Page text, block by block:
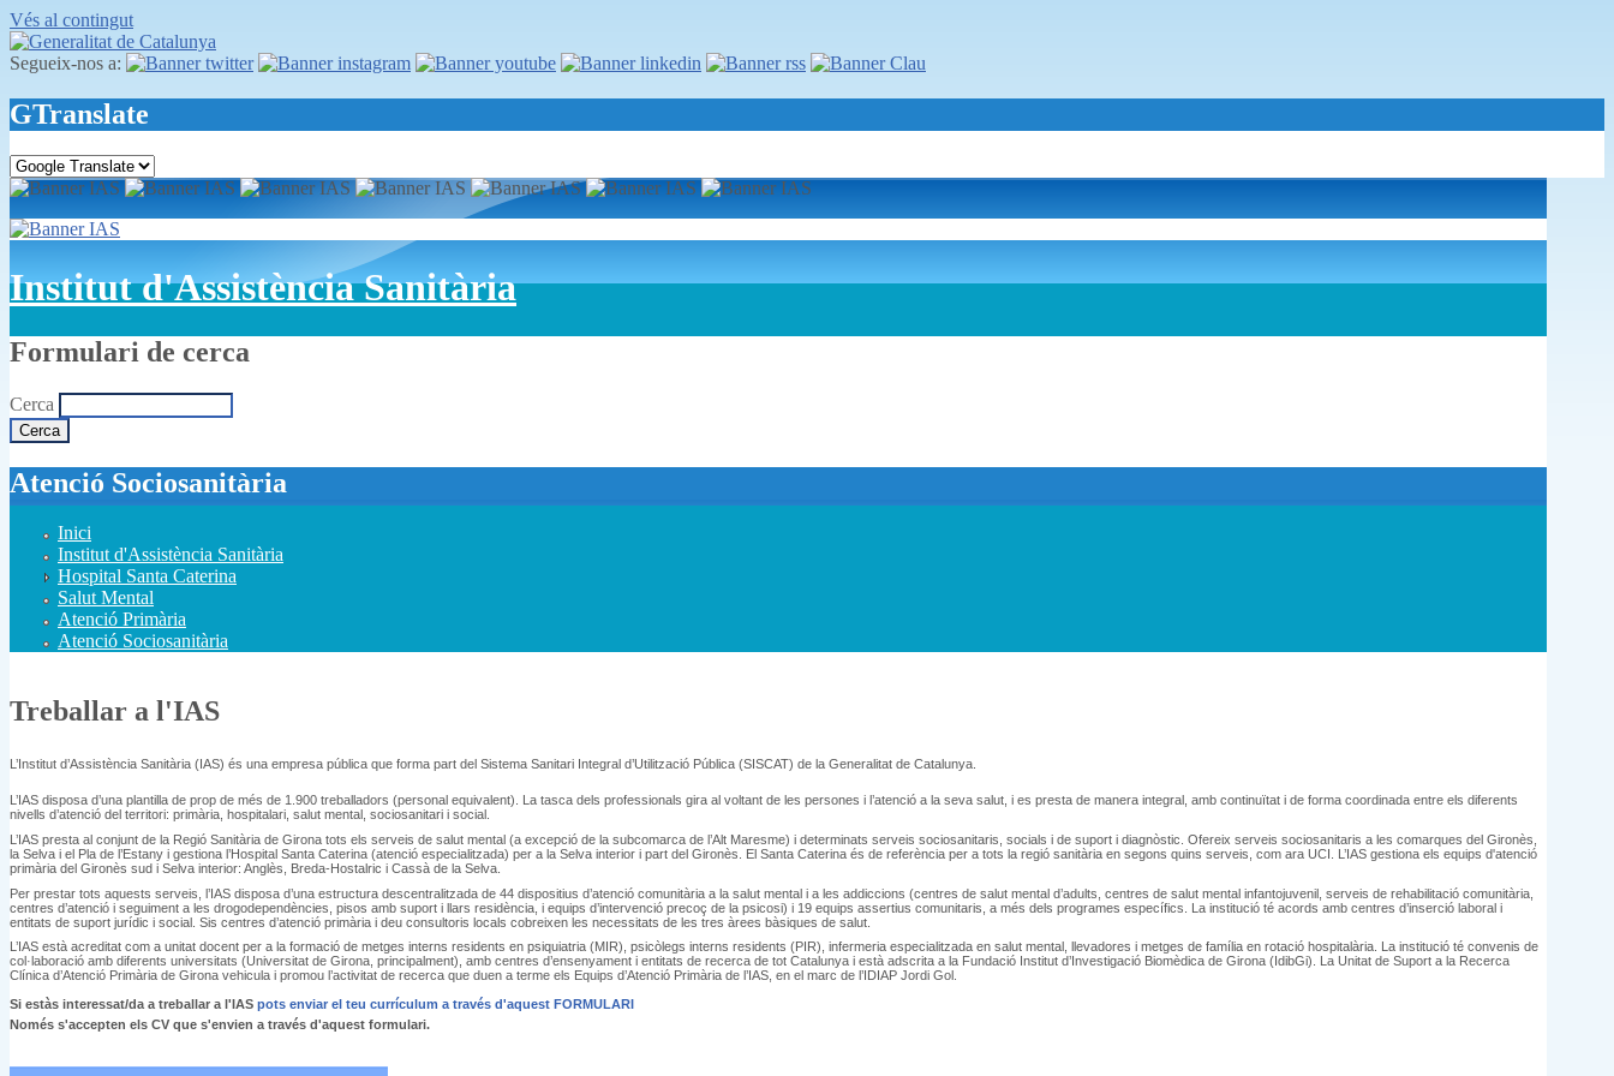
Vés al contingut
Segueix-nos a:
GTranslate
Institut d'Assistència Sanitària
Formulari de cerca
Cerca
Atenció Sociosanitària
Inici
Institut d'Assistència Sanitària
Hospital Santa Caterina
Salut Mental
Atenció Primària
Atenció Sociosanitària
Treballar a l'IAS
L’Institut d’Assistència Sanitària (IAS) és una empresa pública que forma part del Sistema Sanitari Integral d’Utilització Pública (SISCAT) de la Generalitat de Catalunya.
L’IAS disposa d’una plantilla de prop de més de 1.900 treballadors (personal equivalent). La tasca dels professionals gira al voltant de les persones i l’atenció a la seva salut, i es presta de manera integral, amb continuïtat i de forma coordinada entre els diferents
nivells d’atenció del territori: primària, hospitalari, salut mental, sociosanitari i social.
L’IAS presta al conjunt de la Regió Sanitària de Girona tots els serveis de salut mental (a excepció de la subcomarca de l’Alt Maresme) i determinats serveis sociosanitaris, socials i de suport i diagnòstic. Ofereix serveis sociosanitaris a les comarques del Gironès,
la Selva i el Pla de l’Estany i gestiona l’Hospital Santa Caterina (atenció especialitzada) per a la Selva interior i part del Gironès. El Santa Caterina és de referència per a tots la regió sanitària en segons quins serveis, com ara UCI. L’IAS gestiona els equips d'atenció
primària del Gironès sud i Selva interior: Anglès, Breda-Hostalric i Cassà de la Selva.
Per prestar tots aquests serveis, l’IAS disposa d’una estructura descentralitzada de 44 dispositius d’atenció comunitària a la salut mental i a les addiccions (centres de salut mental d’adults, centres de salut mental infantojuvenil, serveis de rehabilitació comunitària,
centres d’atenció i seguiment a les drogodependències, pisos amb suport i llars residència, i equips d’intervenció precoç de la psicosi) i 19 equips assertius comunitaris, a més dels programes específics. La institució té acords amb centres d’inserció laboral i
entitats de suport jurídic i social. Sis centres d’atenció primària i deu consultoris locals cobreixen les necessitats de les tres àrees bàsiques de salut.
L’IAS està acreditat com a unitat docent per a la formació de metges interns residents en psiquiatria (MIR), psicòlegs interns residents (PIR), infermeria especialitzada en salut mental, llevadores i metges de família en rotació hospitalària. La institució té convenis de
col·laboració amb diferents universitats (Universitat de Girona, principalment), amb centres d’ensenyament i entitats de recerca de tot Catalunya i està adscrita a la Fundació Institut d’Investigació Biomèdica de Girona (IdibGi). La Unitat de Suport a la Recerca
Clínica d’Atenció Primària de Girona vehicula i promou l’activitat de recerca que duen a terme els Equips d’Atenció Primària de l’IAS, en el marc de l’IDIAP Jordi Gol.
Si estàs interessat/da a treballar a l'IAS pots enviar el teu currículum a través d'aquest FORMULARI
Només s'accepten els CV que s'envien a través d'aquest formulari.